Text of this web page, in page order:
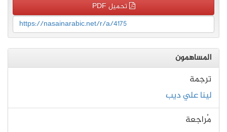
تحميل PDF
https://nasainarabic.net/r/a/4175
المساهمون
ترجمة
لينا علي ديب
مُراجعة